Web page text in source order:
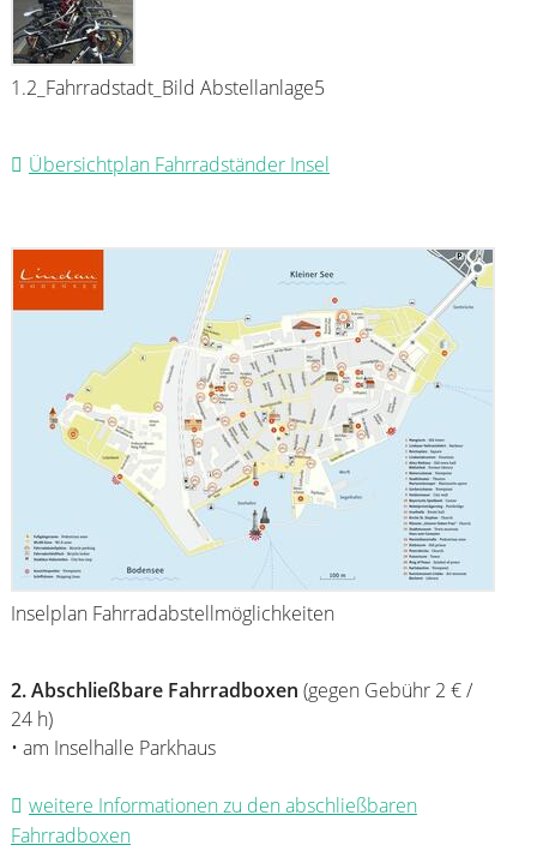
1.2_Fahrradstadt_Bild Abstellanlage5
Übersichtplan Fahrradständer Insel
Inselplan Fahrradabstellmöglichkeiten
2. Abschließbare Fahrradboxen (gegen Gebühr 2 € /
24 h)
• am Inselhalle Parkhaus
weitere Informationen zu den abschließbaren
Fahrradboxen